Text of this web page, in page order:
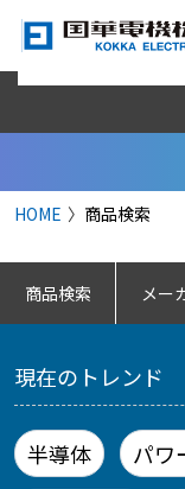
HOME 商品検索
商品検索 メー
現在のトレンド
半導体 パワ